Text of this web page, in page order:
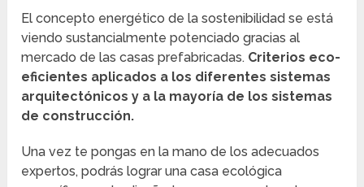
El concepto energético de la sostenibilidad se está
viendo sustancialmente potenciado gracias al
mercado de las casas prefabricadas. Criterios eco-
eficientes aplicados a los diferentes sistemas
arquitectónicos y a la mayoría de los sistemas
de construcción.
Una vez te pongas en la mano de los adecuados
expertos, podrás lograr una casa ecológica